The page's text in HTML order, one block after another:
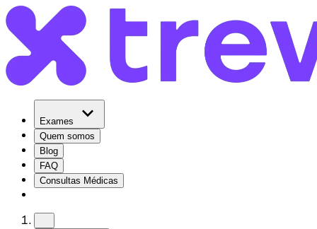
Exames
Quem somos
Blog
FAQ
Consultas Médicas